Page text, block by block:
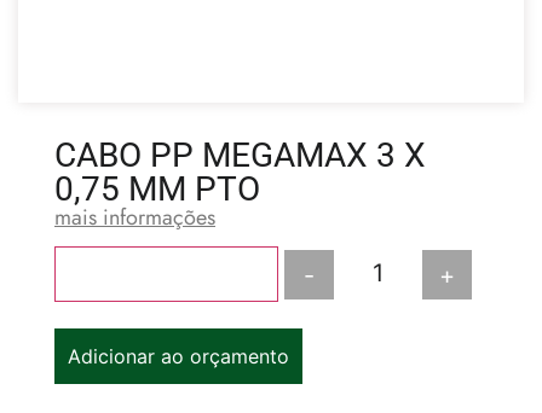
CABO PP MEGAMAX 3 X
0,75 MM PTO
mais informações
- +
Adicionar ao orçamento